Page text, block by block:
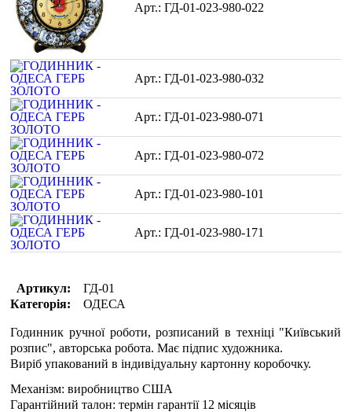
ГД-01-023-980-022
ГД-01-023-980-032
ГД-01-023-980-071
ГД-01-023-980-072
ГД-01-023-980-101
ГД-01-023-980-171
Артикул:
ГД-01
Категорія:
ОДЕСА
Годинник ручної роботи, розписаний в техніці "Київський
розпис", авторська робота. Має підпис художника.
Виріб упакований в індивідуальну картонну коробочку.
Механізм: виробництво США
Гарантійний талон: термін гарантії 12 місяців